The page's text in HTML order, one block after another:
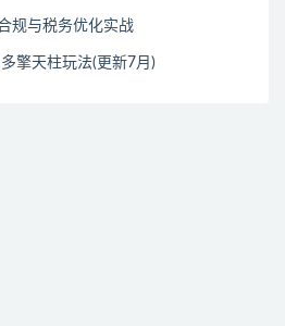
规与税务优化实战
擎天柱玩法(更新7月)